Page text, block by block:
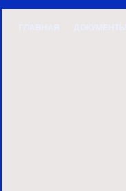
ГЛАВНАЯ ДОКУМЕНТЫ